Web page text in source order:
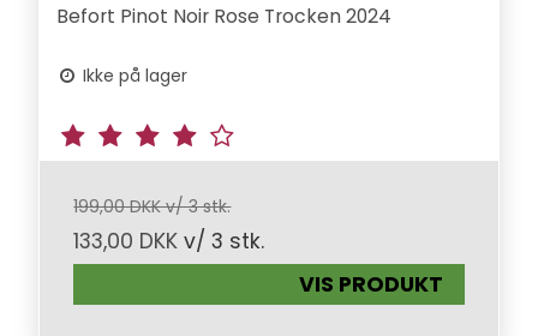
Befort Pinot Noir Rose Trocken 2024
Ikke på lager
199,00 DKK v/ 3 stk.
133,00 DKK v/ 3 stk.
VIS PRODUKT